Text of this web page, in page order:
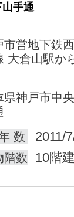
手通
市営地下鉄
大倉山駅か
県神戸市中
数
2011/
階数 10階